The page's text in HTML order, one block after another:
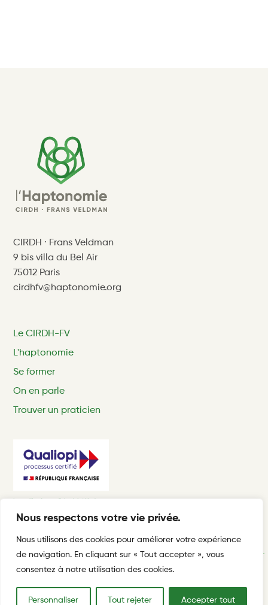
Nous respectons votre vie privée.
Nous utilisons des cookies pour améliorer votre expérience
de navigation. En cliquant sur « Tout accepter », vous
consentez à notre utilisation des cookies.
Personnaliser Tout rejeter Accepter tout
CIRDH · Frans Veldman
9 bis villa du Bel Air
75012 Paris
cirdhfv@haptonomie.org
Le CIRDH-FV
L'haptonomie
Se former
On en parle
Trouver un praticien
Politique de gestion des cookies
Politique de confidentialité